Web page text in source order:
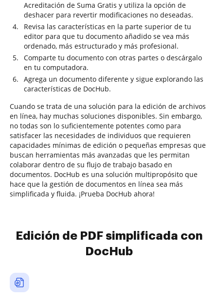
Acreditación de Suma Gratis y utiliza la opción de
deshacer para revertir modificaciones no deseadas.
Revisa las características en la parte superior de tu
editor para que tu documento añadido se vea más
ordenado, más estructurado y más profesional.
Comparte tu documento con otras partes o descárgalo
en tu computadora.
Agrega un documento diferente y sigue explorando las
características de DocHub.
Cuando se trata de una solución para la edición de archivos
en línea, hay muchas soluciones disponibles. Sin embargo,
no todas son lo suficientemente potentes como para
satisfacer las necesidades de individuos que requieren
capacidades mínimas de edición o pequeñas empresas que
buscan herramientas más avanzadas que les permitan
colaborar dentro de su flujo de trabajo basado en
documentos. DocHub es una solución multipropósito que
hace que la gestión de documentos en línea sea más
simplificada y fluida. ¡Prueba DocHub ahora!
Edición de PDF simplificada con
DocHub